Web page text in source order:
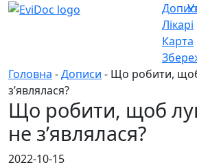
Лікарі
Карта
Головна -Дописи - Що робити,
зʼявлялася?
Що робити, щоб
не зʼявлялася?
2022-10-15